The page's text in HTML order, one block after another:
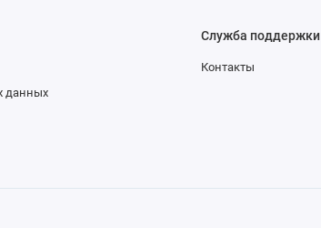
данных
Служба поддержки
Контакты